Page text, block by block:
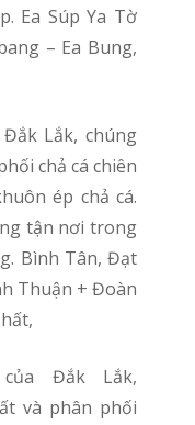
Ea Súp Ya Tờ
– Ea Bung,
chả cá chiên
ép chả cá.
tận nơi trong
Bình Tân, Đạt
Thuận + Đoàn
và phân phối